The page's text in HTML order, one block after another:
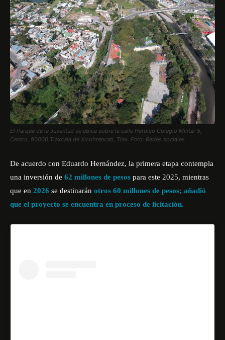
El Parque de la Juventud se ubica sobre la calle Heroico Colegio Militar 5,
Centro, 90000 Tlaxcala de Xicohténcatl, Tlax. Foto: Redes sociales
De acuerdo con Eduardo Hernández, la primera etapa contempla
una inversión de 62 millones de pesos para este 2025, mientras
que en 2026 se destinarán otros 60 millones de pesos; añadió
que el proyecto se encuentra en proceso de licitación.